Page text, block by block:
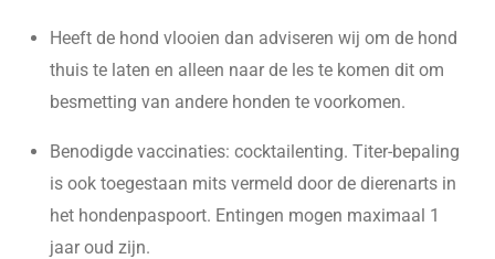
Heeft de hond vlooien dan adviseren wij om de hond
thuis te laten en alleen naar de les te komen dit om
besmetting van andere honden te voorkomen.
Benodigde vaccinaties: cocktailenting. Titer-bepaling
is ook toegestaan mits vermeld door de dierenarts in
het hondenpaspoort. Entingen mogen maximaal 1
jaar oud zijn.